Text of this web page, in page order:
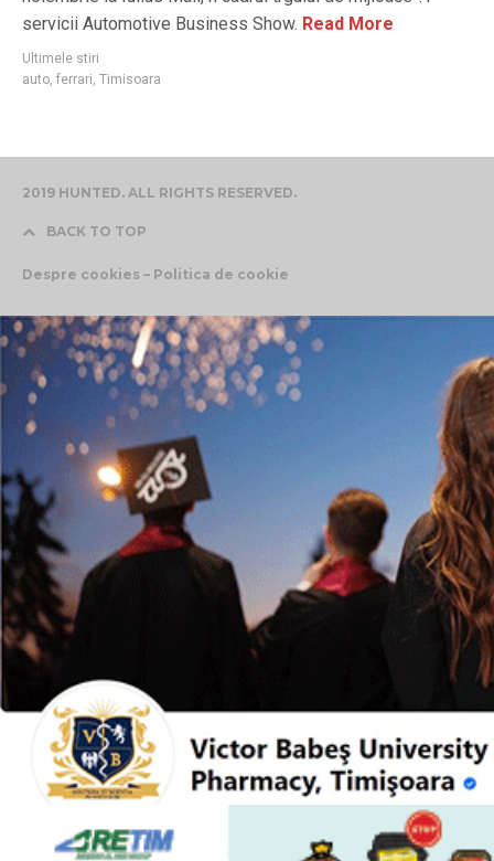
servicii Automotive Business Show. Read More
Ultimele stiri
auto, ferrari, Timisoara
2019 HUNTED. ALL RIGHTS RESERVED.
BACK TO TOP
Despre cookies – Politica de cookie